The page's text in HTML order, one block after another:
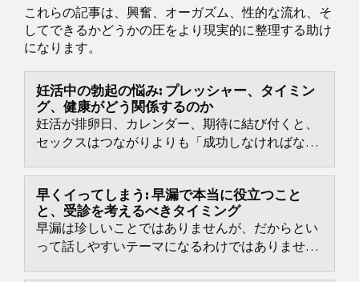
これらの記事は、興奮、オーガズム、性的な流れ、そ
してできるかどうかの圧をより現実的に整理する助け
になります。
妊活中の勃起の悩み: プレッシャー、タイミン
グ、健康がどう関係するのか
妊活が排卵日、カレンダー、期待に結び付くと、
セックスはつながりよりも「成功しなければなら
早くイってしまう: 早漏で本当に役立つこと
と、受診を考えるべきタイミング
早漏は珍しいことではありませんが、だからとい
って話しやすいテーマになるわけではありませ